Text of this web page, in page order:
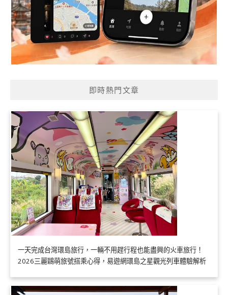
即時熱門文章
一天完成台灣環島旅行，一輛不用趕行程也能盡興的火車旅行！
2026三麗鷗萌旅號搭乘心得，易遊網環島之星觀光列車體驗解析